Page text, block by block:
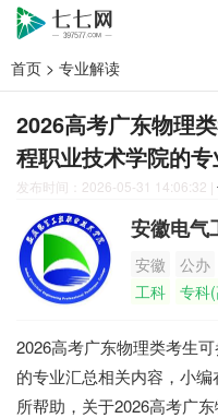
首页 > 专业解读
2026高考广东物理
程职业技术学院的
发布时间：2026-05-31 14:06:32 |
安徽电气
安徽
公办
工科
专科
2026高考广东物理类考生
的专业汇总相关内容，小
所帮助，关于2026高考广